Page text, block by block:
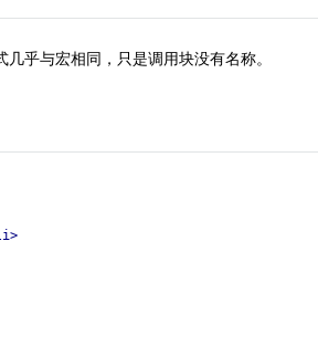
乎与宏相同，只是调用块没有名称。